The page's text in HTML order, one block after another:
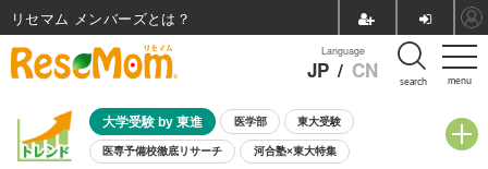
menu
Language
JP / CN search
大学受験 by 東進 医学部 東大受験
医専予備校徹底リサーチ 河合塾×東大特集
リセマム メンバーズ